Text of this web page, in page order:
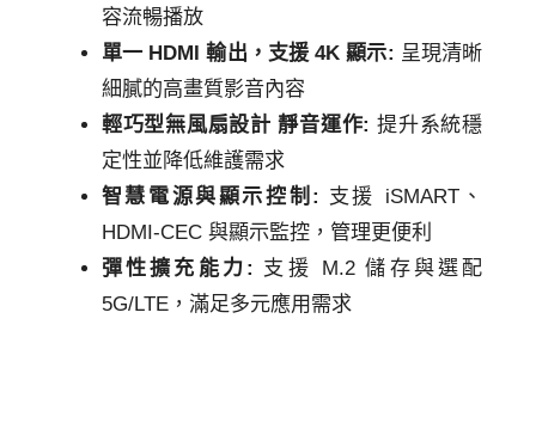
容流暢播放
單一 HDMI 輸出，支援 4K 顯示: 呈現清晰
細膩的高畫質影音內容
輕巧型無風扇設計 靜音運作:提升系統穩
定性並降低維護需求
智慧電源與顯示控制: 支援 iSMART、
HDMI-CEC 與顯示監控，管理更便利
彈性擴充能力: 支援 M.2 儲存與選配
5G/LTE，滿足多元應用需求